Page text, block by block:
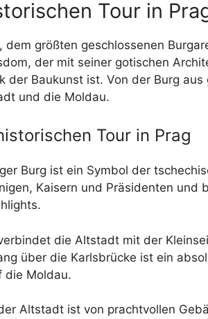
Tour in
dem größten geschlossenen
der mit seiner gotischen
der Baukunst ist. Von der Burg aus
und die Moldau.
Tour in Prag
Burg ist ein Symbol der
Kaisern und Präsidenten und
die Altstadt mit der
über die Karlsbrücke ist ein
die Moldau.
Altstadt ist von prachtvollen